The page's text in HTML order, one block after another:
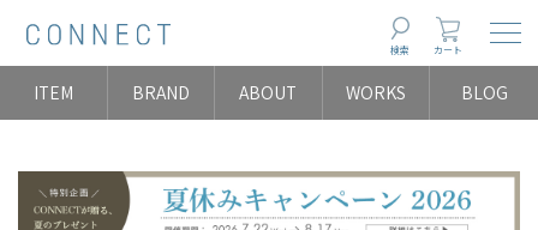
検索 カート
ITEM BRAND ABOUT WORKS BLOG